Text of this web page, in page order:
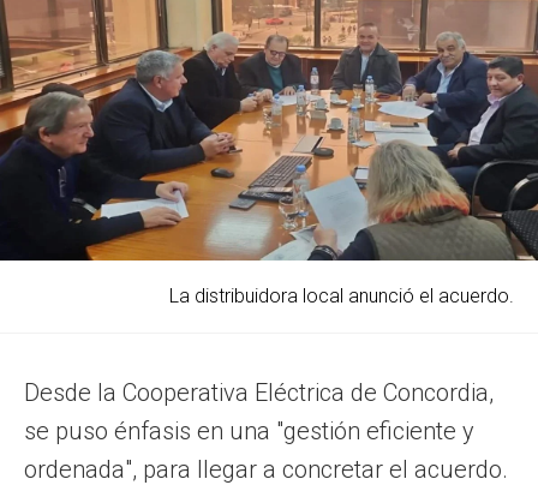
La distribuidora local anunció el acuerdo.
Desde la Cooperativa Eléctrica de Concordia,
se puso énfasis en una "gestión eficiente y
ordenada", para llegar a concretar el acuerdo.